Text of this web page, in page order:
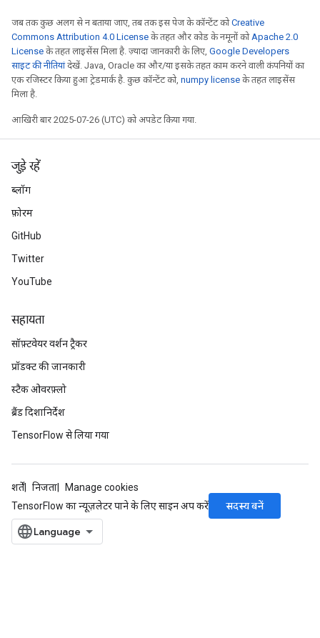
जब तक कुछ अलग से न बताया जाए, तब तक इस पेज के कॉन्टेंट कोCreative
Commons Attribution 4.0 License के तहत और कोड के नमूनों कोApache 2.0
License के तहत लाइसेंस मिला है. ज़्यादा जानकारी के लिए, Google Developers
साइट की नीतियांदेखें. Java, Oracle का और/या इसके तहत काम करने वाली कंपनियों का
एक रजिस्टर किया हुआ ट्रेडमार्क है. कुछ कॉन्टेंट को, numpy license के तहत लाइसेंस
मिला है.
आखिरी बार 2025-07-26 (UTC) को अपडेट किया गया.
जुड़े रहें
ब्लॉग
फ़ोरम
GitHub
Twitter
YouTube
सहायता
सॉफ़्टवेयर वर्शन ट्रैकर
प्रॉडक्ट की जानकारी
स्टैक ओवरफ़्लो
ब्रैंड दिशानिर्देश
TensorFlow से लिया गया
शर्तें निजता
Manage cookies
TensorFlow का न्यूज़लेटर पाने के लिए साइन अप करें
सदस्य बनें